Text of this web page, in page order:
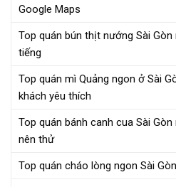
Google Maps
Top quán bún thịt nướng Sài
tiếng
Top quán mì Quảng ngon ở Sài
khách yêu thích
Top quán bánh canh cua Sài
nên thử
Top quán cháo lòng ngon Sài Gòn